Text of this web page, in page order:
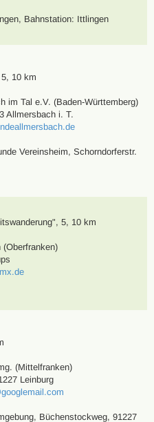
, Bahnstation: Ittlingen
5, 10 km
im Tal e.V. (Baden-Württemberg)
Allmersbach i. T.
Vereinsheim, Schorndorferstr.
, 5, 10 km
(Mittelfranken)
Leinburg
Büchenstockweg, 91227